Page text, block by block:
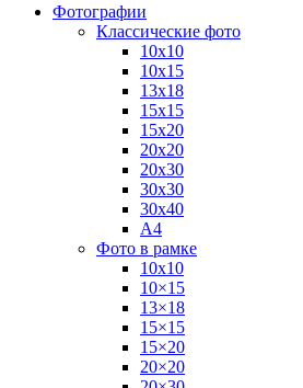
Фотографии
Классические фото
10х10
10х15
13х18
15х15
15х20
20х20
20х30
30х30
30х40
А4
Фото в рамке
10х10
10×15
13×18
15×15
15×20
20×20